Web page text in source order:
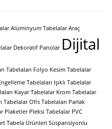
Alüminyum Tabelalar Araç
Dekoratif Panolar Dijital
Tabelaları Folyo Kesim Tabelalar
Tabelaları Işıklı Tabelalar
Kayar Tabelalar Krom Tabelalar
Tabelalar Ofis Tabelaları Parlak
Plaketler Pleksi Tabelalar PVC
Tabela Ürünleri Süspansiyonlu